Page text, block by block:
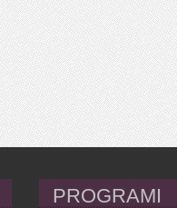
PROGRAMI